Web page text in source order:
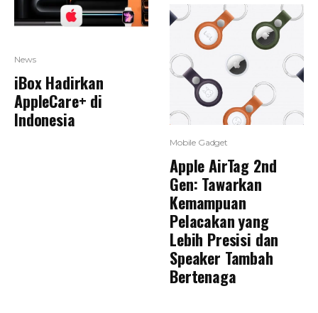
News
iBox Hadirkan
AppleCare+ di
Indonesia
Mobile Gadget
Apple AirTag 2nd
Gen: Tawarkan
Kemampuan
Pelacakan yang
Lebih Presisi dan
Speaker Tambah
Bertenaga